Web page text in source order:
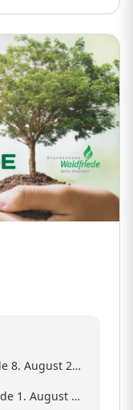
Impuls zum Wochenende 8. August 2026
Impuls zum Wochenende 1. August 2026